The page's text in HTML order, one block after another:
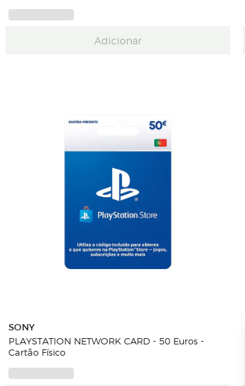
Adicionar
SONY
PLAYSTATION NETWORK CARD - 50 Euros -
Cartão Físico